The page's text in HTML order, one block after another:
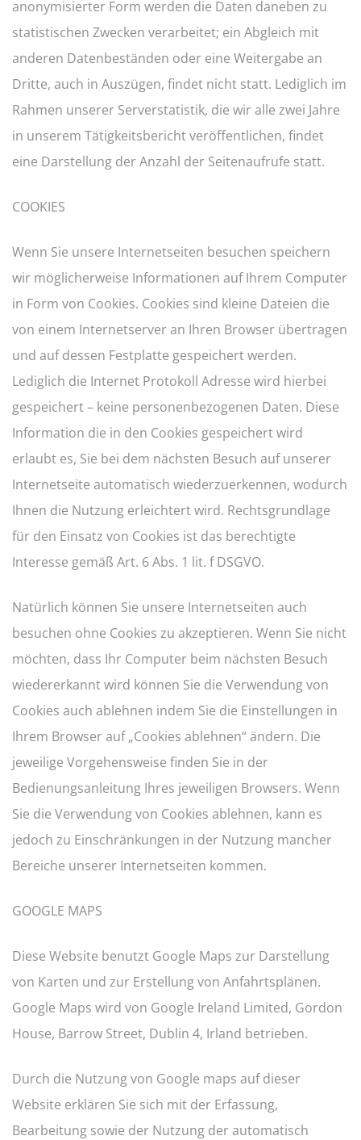
anonymisierter Form werden die Daten daneben zu
statistischen Zwecken verarbeitet; ein Abgleich mit
anderen Datenbeständen oder eine Weitergabe an
Dritte, auch in Auszügen, findet nicht statt. Lediglich im
Rahmen unserer Serverstatistik, die wir alle zwei Jahre
in unserem Tätigkeitsbericht veröffentlichen, findet
eine Darstellung der Anzahl der Seitenaufrufe statt.
COOKIES
Wenn Sie unsere Internetseiten besuchen speichern
wir möglicherweise Informationen auf Ihrem Computer
in Form von Cookies. Cookies sind kleine Dateien die
von einem Internetserver an Ihren Browser übertragen
und auf dessen Festplatte gespeichert werden.
Lediglich die Internet Protokoll Adresse wird hierbei
gespeichert – keine personenbezogenen Daten. Diese
Information die in den Cookies gespeichert wird
erlaubt es, Sie bei dem nächsten Besuch auf unserer
Internetseite automatisch wiederzuerkennen, wodurch
Ihnen die Nutzung erleichtert wird. Rechtsgrundlage
für den Einsatz von Cookies ist das berechtigte
Interesse gemäß Art. 6 Abs. 1 lit. f DSGVO.
Natürlich können Sie unsere Internetseiten auch
besuchen ohne Cookies zu akzeptieren. Wenn Sie nicht
möchten, dass Ihr Computer beim nächsten Besuch
wiedererkannt wird können Sie die Verwendung von
Cookies auch ablehnen indem Sie die Einstellungen in
Ihrem Browser auf „Cookies ablehnen“ ändern. Die
jeweilige Vorgehensweise finden Sie in der
Bedienungsanleitung Ihres jeweiligen Browsers. Wenn
Sie die Verwendung von Cookies ablehnen, kann es
jedoch zu Einschränkungen in der Nutzung mancher
Bereiche unserer Internetseiten kommen.
GOOGLE MAPS
Diese Website benutzt Google Maps zur Darstellung
von Karten und zur Erstellung von Anfahrtsplänen.
Google Maps wird von Google Ireland Limited, Gordon
House, Barrow Street, Dublin 4, Irland betrieben.
Durch die Nutzung von Google maps auf dieser
Website erklären Sie sich mit der Erfassung,
Bearbeitung sowie der Nutzung der automatisch